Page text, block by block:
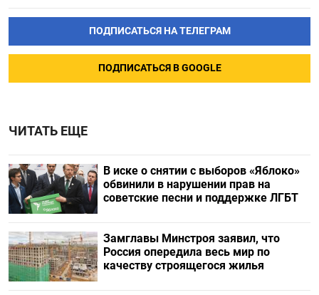
ПОДПИСАТЬСЯ НА ТЕЛЕГРАМ
ПОДПИСАТЬСЯ В GOOGLE
ЧИТАТЬ ЕЩЕ
В иске о снятии с выборов «Яблоко»
обвинили в нарушении прав на
советские песни и поддержке ЛГБТ
Замглавы Минстроя заявил, что
Россия опередила весь мир по
качеству строящегося жилья